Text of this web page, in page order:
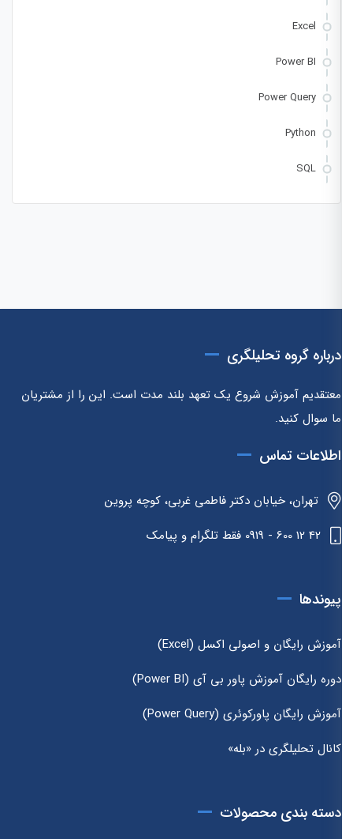
Excel
Power BI
Power Query
Python
SQL
درباره گروه تحلیلگری
معتقدیم آموزش شروع یک تعهد بلند مدت است. این را از مشتریان
ما سوال کنید.
اطلاعات تماس
تهران، خیابان دکتر فاطمی غربی، کوچه پروین
پیوندها
آموزش رایگان و اصولی اکسل (Excel)
دوره رایگان آموزش پاور بی آی (Power BI)
آموزش رایگان پاورکوئری (Power Query)
کانال تحلیلگری در «بله»
دسته بندی محصولات